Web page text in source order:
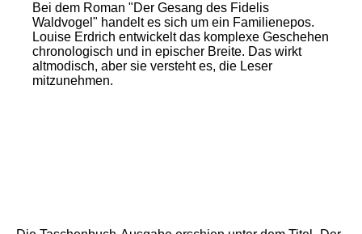
Bei dem Roman "Der Gesang des Fidelis
Waldvogel" handelt es sich um ein Familienepos.
Louise Erdrich entwickelt das komplexe Geschehen
chronologisch und in epischer Breite. Das wirkt
altmodisch, aber sie versteht es, die Leser
mitzunehmen.